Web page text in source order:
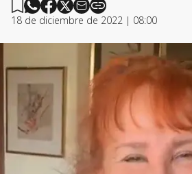
18 de diciembre de 2022 | 08:00